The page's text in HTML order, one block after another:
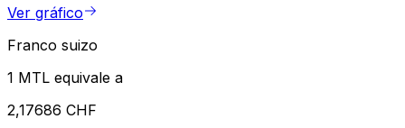
Ver gráfico
Franco suizo
1 MTL equivale a
2,17686 CHF